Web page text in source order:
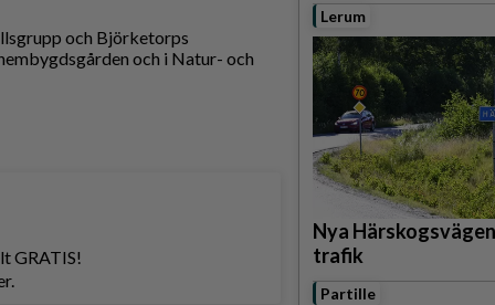
och Björketorps
och i Natur- och
GRATIS!
Lerum
Nya
trafik
Partille